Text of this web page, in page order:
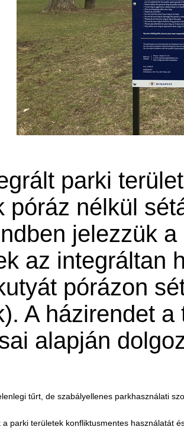
parki
póráz nélkül
jelezzük
az integráltan
pórázon
A házirendet
alapján
tűrt, de szabályellenes parkhasználati
a parki területek konfliktusmentes használatát